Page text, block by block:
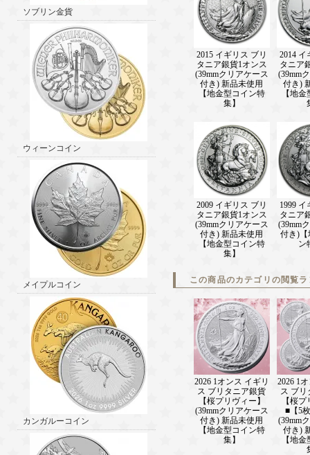
ソブリン金貨
ウィーンコイン
メイプルコイン
カンガルーコイン
2015 イギリス ブリ
タニア銀貨1オンス
(39mmクリアケース
付き) 新品未使用
【地金型コイン特
集】
2014 イ
タニア
(39mm
付き)
【地
2009 イギリス ブリ
タニア銀貨1オンス
(39mmクリアケース
付き) 新品未使用
【地金型コイン特
集】
1999
タニア
(39mm
付き)【
ン
この商品のカテゴリの閲覧
2026 1オンス イギリ
ス ブリタニア銀貨
【桜プリヴィー】
(39mmクリアケース
付き) 新品未使用
【地金型コイン特
集】
2026 1
ス ブリ
【桜
■【5
(39mm
付き)
【地